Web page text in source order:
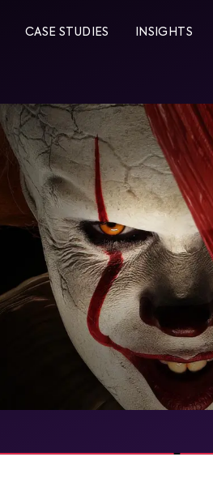
CASE STUDIES INSIGHTS